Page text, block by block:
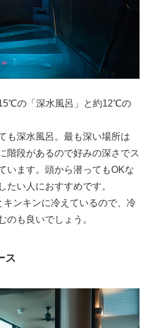
の「深水風呂」と約12℃の
も深水風呂。最も深い場所は
階段があるので好みの深さでス
います。頭から潜ってもOKな
たい人におすすめです。
ンキンに冷えているので、冷
のも良いでしょう。
ス